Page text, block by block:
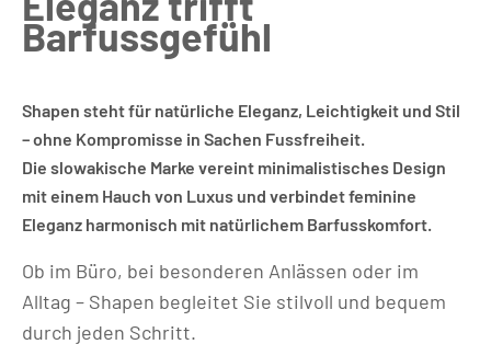
Barfussgefühl
Shapen steht für natürliche Eleganz, Leichtigkeit und Stil
– ohne Kompromisse in Sachen Fussfreiheit.
Die slowakische Marke vereint minimalistisches Design
mit einem Hauch von Luxus und verbindet feminine
Eleganz harmonisch mit natürlichem Barfusskomfort.
Ob im Büro, bei besonderen Anlässen oder im
Alltag – Shapen begleitet Sie stilvoll und bequem
durch jeden Schritt.